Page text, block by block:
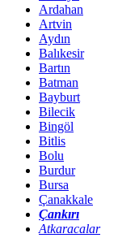
Ardahan
Artvin
Aydın
Balıkesir
Bartın
Batman
Bayburt
Bilecik
Bingöl
Bitlis
Bolu
Burdur
Bursa
Çanakkale
Çankırı
Atkaracalar